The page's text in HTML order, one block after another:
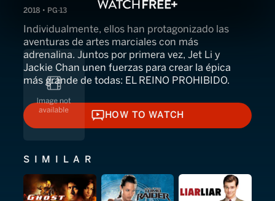
2018 • PG-13
Individualmente, ellos han protagonizado las
aventuras de artes marciales con más
adrenalina. Juntos por primera vez, Jet Li y
Jackie Chan unen fuerzas para crear la épica
más grande de todas: EL REINO PROHIBIDO.
HOW TO WATCH
HOW TO WATCH
SIMILAR